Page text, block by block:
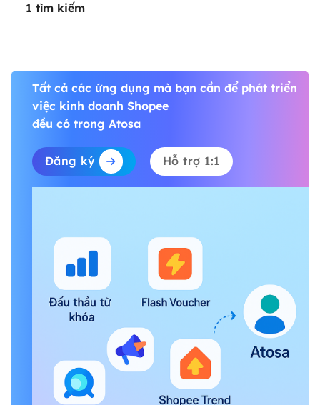
1 tìm kiếm
Tất cả các ứng dụng mà bạn cần để phát triển
việc kinh doanh Shopee
đều có trong Atosa
Đăng ký Hỗ trợ 1:1